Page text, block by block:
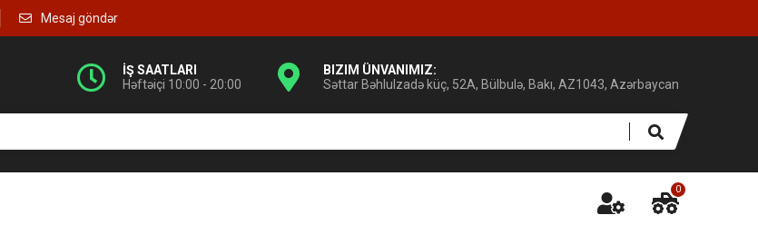
Mesaj göndər
İŞ SAATLARI
Həftəiçi 10:00 - 20:00
BIZIM ÜNVANIMIZ:
Səttar Bəhlulzadə küç, 52A, Bülbulə, Bakı, AZ1043, Azərbaycan
0